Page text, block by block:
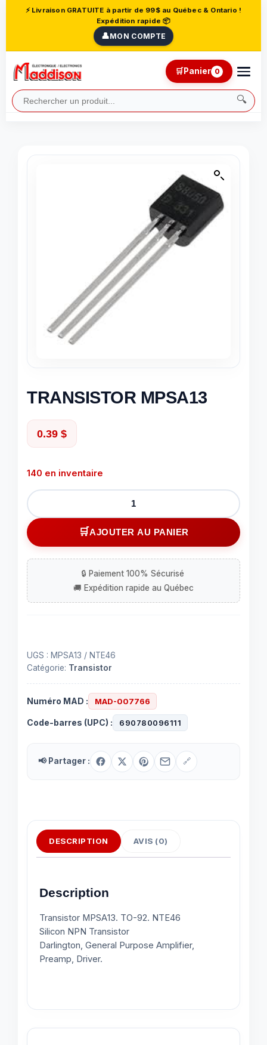
⚡ Livraison GRATUITE à partir de 99$ au Québec & Ontario !
Expédition rapide 📦
👤MON COMPTE
🔍
🛒Panier 0
TRANSISTOR MPSA13
0.39 $
140 en inventaire
quantité
de
TRANSISTOR
MPSA13
AJOUTER AU PANIER
UGS : MPSA13 / NTE46
Catégorie: Transistor
Numéro MAD : MAD-007766
Code-barres (UPC) : 690780096111
📢 Partager : 🔗
DESCRIPTION AVIS (0)
Description
Transistor MPSA13. TO-92. NTE46
Silicon NPN Transistor
Darlington, General Purpose Amplifier,
Preamp, Driver.